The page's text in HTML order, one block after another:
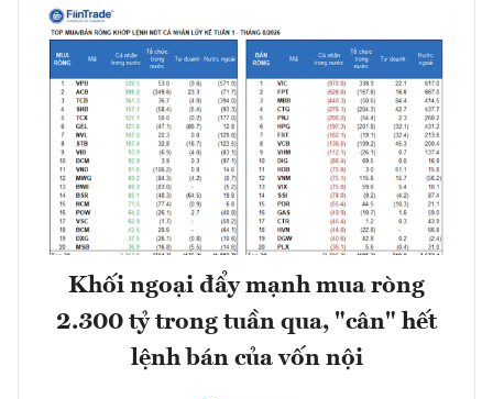
Khối ngoại đẩy mạnh mua ròng
2.300 tỷ trong tuần qua, "cân" hết
lệnh bán của vốn nội